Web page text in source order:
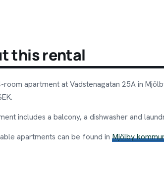
this rental
room apartment at Vadstenagatan 25A in
includes a balcony, a dishwasher and
apartments can be found in Mjölby